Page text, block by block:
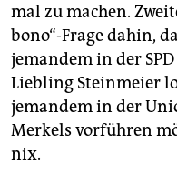
mal zu machen.
bono“-Frage dahin,
jemandem in der
Liebling Steinmeier
jemandem in der
Merkels vorführen
nix.